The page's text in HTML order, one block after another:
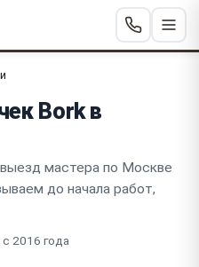
Bork в
выезд мастера по Москве
до начала работ,
2016 года